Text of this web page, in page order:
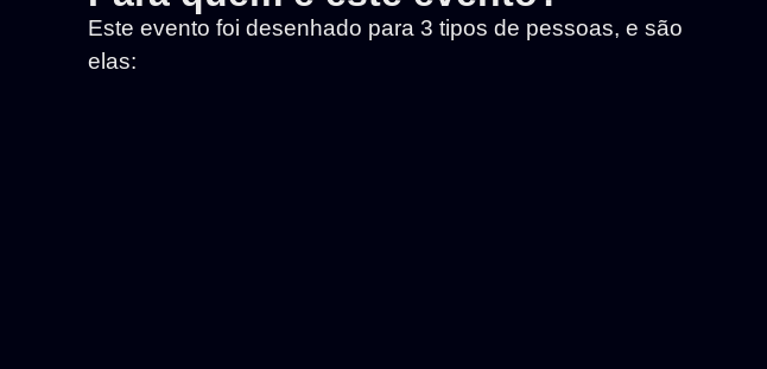
Este evento foi desenhado para 3 tipos de pessoas, e são
elas: